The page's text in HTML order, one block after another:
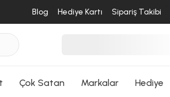
Blog Hediye Kartı Sipariş Takibi
Çok Satan Markalar Hediye